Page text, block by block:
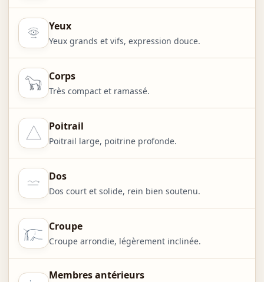
Yeux
Yeux grands et vifs, expression douce.
Corps
Très compact et ramassé.
Poitrail
Poitrail large, poitrine profonde.
Dos
Dos court et solide, rein bien soutenu.
Croupe
Croupe arrondie, légèrement inclinée.
Membres antérieurs